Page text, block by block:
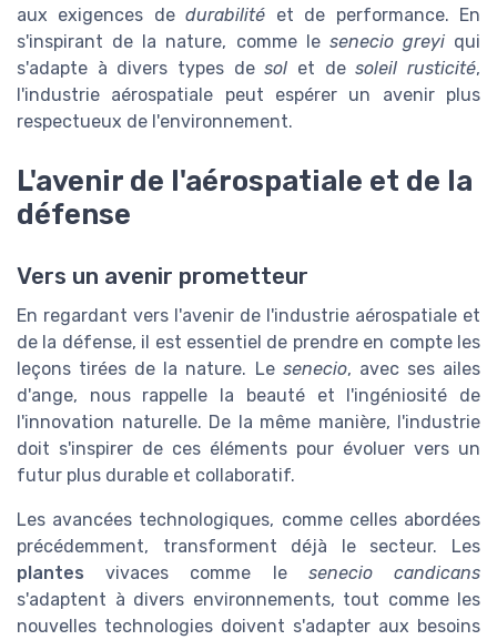
aux exigences dedurabilité et de performance. En
s'inspirant de la nature, comme le senecio greyiqui
s'adapte à divers types desol et desoleil rusticité,
l'industrie aérospatiale peut espérer un avenir plus
respectueux de l'environnement.
L'avenir de l'aérospatiale et de la
défense
Vers un avenir prometteur
En regardant vers l'avenir de l'industrie aérospatiale et
de la défense, il est essentiel de prendre en compte les
leçons tirées de la nature. Le senecio, avec ses ailes
d'ange, nous rappelle la beauté et l'ingéniosité de
l'innovation naturelle. De la même manière, l'industrie
doit s'inspirer de ces éléments pour évoluer vers un
futur plus durable et collaboratif.
Les avancées technologiques, comme celles abordées
précédemment, transforment déjà le secteur. Les
plantes vivaces comme le senecio candicans
s'adaptent à divers environnements, tout comme les
nouvelles technologies doivent s'adapter aux besoins